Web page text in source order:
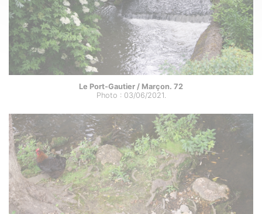
Le Port-Gautier / Marçon. 72
Photo : 03/06/2021.